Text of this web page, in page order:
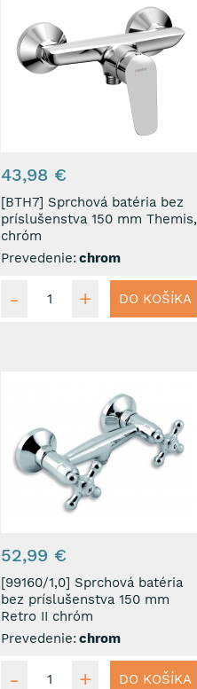
43,98 €
[BTH7] Sprchová batéria bez
príslušenstva 150 mm Themis,
chróm
Prevedenie: chrom
DO KOŠÍKA
52,99 €
[99160/1,0] Sprchová batéria
bez príslušenstva 150 mm
Retro II chróm
Prevedenie: chrom
DO KOŠÍKA